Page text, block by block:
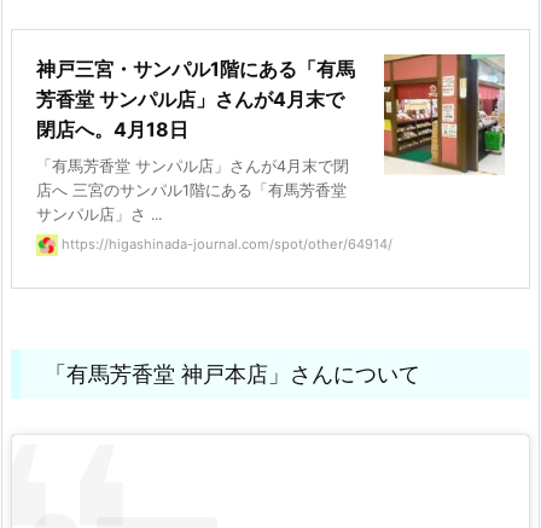
神戸三宮・サンパル1階にある「有馬
芳香堂 サンパル店」さんが4月末で
閉店へ。4月18日
「有馬芳香堂 サンパル店」さんが4月末で閉
店へ 三宮のサンパル1階にある「有馬芳香堂
サンパル店」さ ...
https://higashinada-journal.com/spot/other/64914/
「有馬芳香堂 神戸本店」さんについて